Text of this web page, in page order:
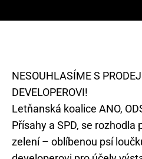
NESOUHLASÍME S
DEVELOPEROVI!
Letňanská koalice ANO,
Přísahy a SPD, se rozhodla
zelení – oblíbenou psí